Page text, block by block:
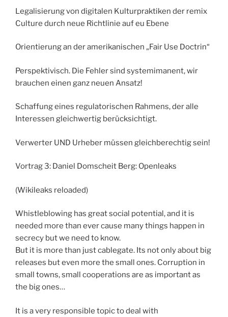
Legalisierung von digitalen Kulturpraktiken der remix
Culture durch neue Richtlinie auf eu Ebene
Orientierung an der amerikanischen „Fair Use Doctrin“
Perspektivisch. Die Fehler sind systemimanent, wir
brauchen einen ganz neuen Ansatz!
Schaffung eines regulatorischen Rahmens, der alle
Interessen gleichwertig berücksichtigt.
Verwerter UND Urheber müssen gleichberechtig sein!
Vortrag 3: Daniel Domscheit Berg: Openleaks
(Wikileaks reloaded)
Whistleblowing has great social potential, and it is
needed more than ever cause many things happen in
secrecy but we need to know.
But it is more than just cablegate. Its not only about big
releases but even more the small ones. Corruption in
small towns, small cooperations are as important as
the big ones…
It is a very responsible topic to deal with